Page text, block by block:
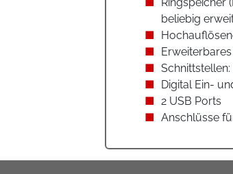
beliebig
Schnittstellen:
Digital Ein-
2 USB Ports
Anschlüsse